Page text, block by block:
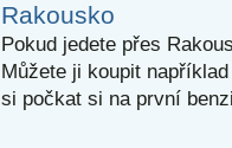
Rakousko
Pokud jedete přes
Můžete ji koupit
si počkat si na první